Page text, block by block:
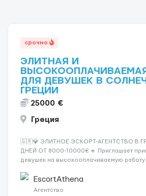
срочно
ЭЛИТНАЯ И
ДЛЯ ДЕВУШЕК В
ГРЕЦИИ
25000 €
Греция
🇬🇷💎 ЭЛИТНОЕ ЭСКОРТ-АГЕНТСТВО В
ДНЕЙ ОТ 8000-10000€ 🔹 Приглашает
девушек на высокооплачиваемую
хорошие деньги 💶 — это предложение
Требования: ✔️ Возраст от ...
EscortAthena
Агентство